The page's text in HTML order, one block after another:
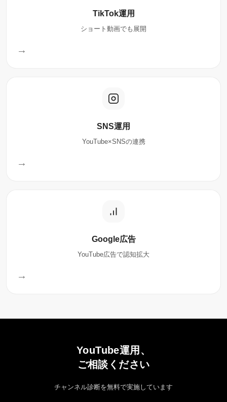
TikTok運用
ショート動画でも展開
→
SNS運用
YouTube×SNSの連携
→
Google広告
YouTube広告で認知拡大
→
YouTube運用、
ご相談ください
チャンネル診断を無料で実施しています